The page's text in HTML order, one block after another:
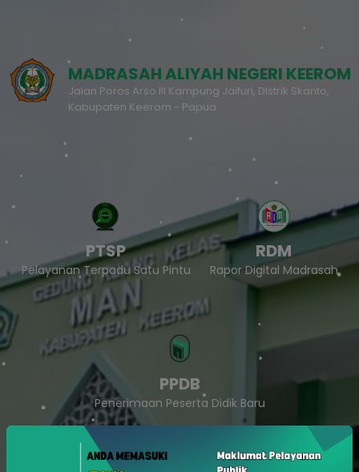
MADRASAH ALIYAH NEGERI KEEROM
Jalan Poros Arso III Kampung Jaifuri, DIstrik Skanto,
Kabupaten Keerom - Papua
PTSP
Pelayanan Terpadu Satu Pintu
RDM
Rapor Digital Madrasah
PPDB
Penerimaan Peserta Didik Baru